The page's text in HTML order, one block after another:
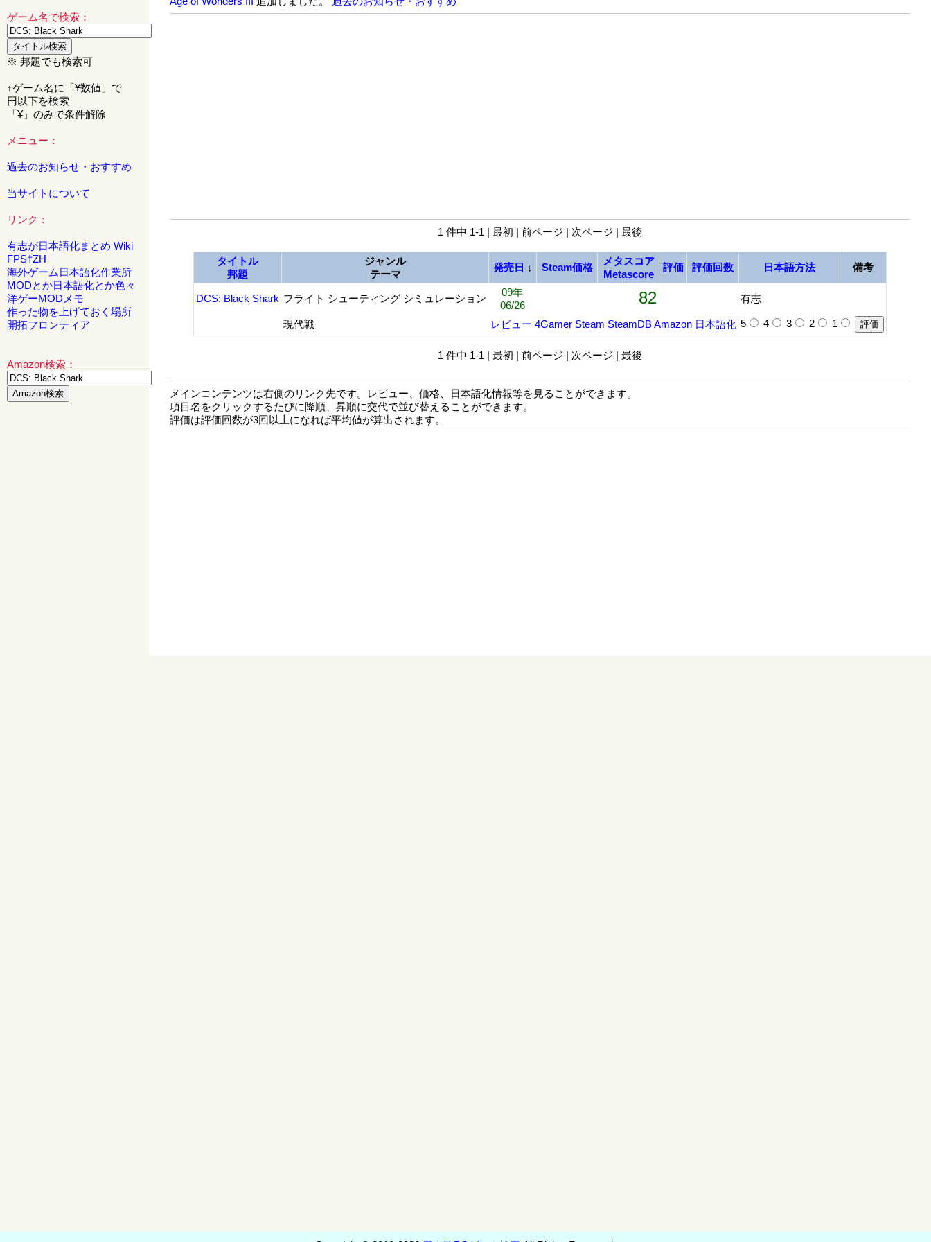
ゲーム名で検索：
※ 邦題でも検索可
↑ゲーム名に「¥数値」で
円以下を検索
「¥」のみで条件解除
メニュー：
過去のお知らせ・おすすめ
当サイトについて
リンク：
有志が日本語化まとめ Wiki
FPS†ZH
海外ゲーム日本語化作業所
MODとか日本語化とか色々
洋ゲーMODメモ
作った物を上げておく場所
開拓フロンティア
Amazon検索：
1 件中 1-1 | 最初 | 前ページ | 次ページ | 最後
タイトル
邦題
ジャンル
テーマ
発売日 ↓ Steam価格
メタスコア
Metascore
評価 評価回数 日本語方法 備考
DCS: Black Shark フライト シューティング シミュレーション
09年
06/26
82 有志
現代戦 レビュー 4Gamer Steam SteamDBAmazon 日本語化 5 4 3 2 1
1 件中 1-1 | 最初 | 前ページ | 次ページ | 最後
メインコンテンツは右側のリンク先です。レビュー、価格、日本語化情報等を見ることができます。
項目名をクリックするたびに降順、昇順に交代で並び替えることができます。
評価は評価回数が3回以上になれば平均値が算出されます。